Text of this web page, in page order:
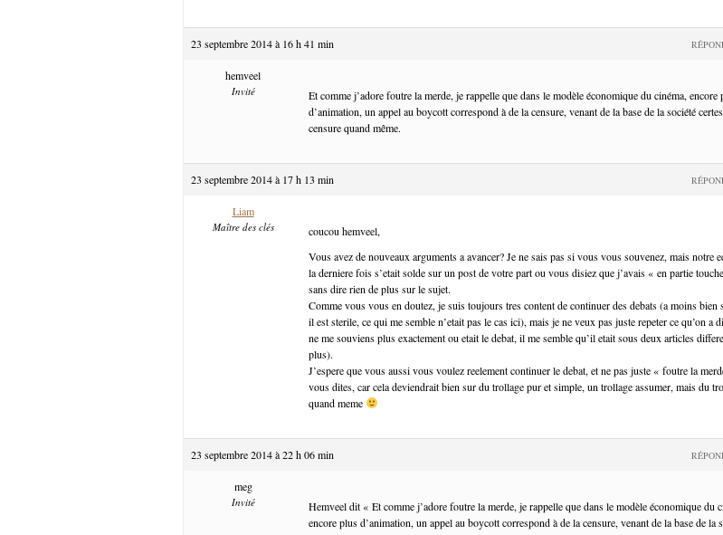
23 septembre 2014 à 16 h 41 min
hemveel
Invité
Et comme j’adore foutre la merde, je rappelle que dans le modèle économique du cinéma, encore
d’animation, un appel au boycott correspond à de la censure, venant de la base de la société
censure quand même.
23 septembre 2014 à 17 h 13 min
Liam
Maître des clés
coucou hemveel,
Vous avez de nouveaux arguments a avancer? Je ne sais pas si vous vous souvenez, mais notre
la derniere fois s’etait solde sur un post de votre part ou vous disiez que j’avais « en partie
sans dire rien de plus sur le sujet.
Comme vous vous en doutez, je suis toujours tres content de continuer des debats (a moins bien
il est sterile, ce qui me semble n’etait pas le cas ici), mais je ne veux pas juste repeter ce qu’on a
ne me souviens plus exactement ou etait le debat, il me semble qu’il etait sous deux articles
plus).
J’espere que vous aussi vous voulez reelement continuer le debat, et ne pas juste « foutre la
vous dites, car cela deviendrait bien sur du trollage pur et simple, un trollage assumer, mais du
quand meme
23 septembre 2014 à 22 h 06 min
meg
Invité
Hemveel dit « Et comme j’adore foutre la merde, je rappelle que dans le modèle économique du
encore plus d’animation, un appel au boycott correspond à de la censure, venant de la base de la